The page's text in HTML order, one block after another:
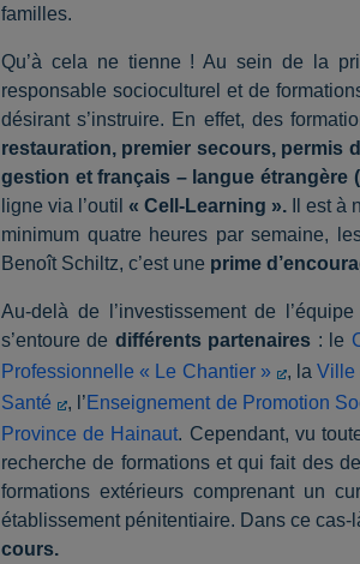
familles.
Qu’à cela ne tienne ! Au sein de la
responsable socioculturel et de
désirant s’instruire. En effet, des
restauration, premier secours, permis
gestion et français – langue étrangère
ligne via l’outil« Cell-Learning ». Il est à
minimum quatre heures par semaine,
Benoît Schiltz, c’est une prime
Au-delà de l’investissement de
s’entoure de différents partenaires : le
Professionnelle « Le Chantier »
, laVille
Santé
, l’ Enseignement de Promotion
Province de Hainaut. Cependant, vu
recherche de formations et qui fait des
formations extérieurs comprenant un
établissement pénitentiaire. Dans ce cas-
cours.